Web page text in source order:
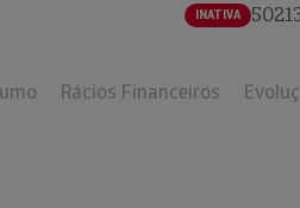
INATIVA
Rácios Financeiros